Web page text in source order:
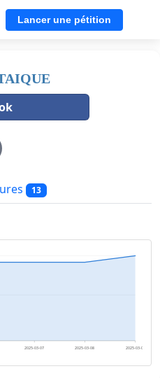
Lancer une pétition
13
2025-03-07 2025-03-08 2025-03-09